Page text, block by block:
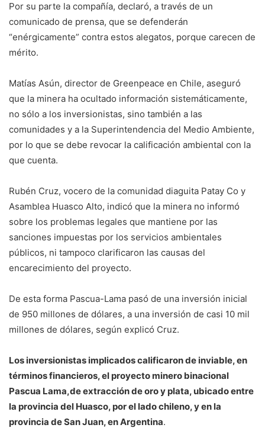
Por su parte la compañía, declaró, a través de un
comunicado de prensa, que se defenderán
“enérgicamente” contra estos alegatos, porque carecen de
mérito.
Matías Asún, director de Greenpeace en Chile, aseguró
que la minera ha ocultado información sistemáticamente,
no sólo a los inversionistas, sino también a las
comunidades y a la Superintendencia del Medio Ambiente,
por lo que se debe revocar la calificación ambiental con la
que cuenta.
Rubén Cruz, vocero de la comunidad diaguita Patay Co y
Asamblea Huasco Alto, indicó que la minera no informó
sobre los problemas legales que mantiene por las
sanciones impuestas por los servicios ambientales
públicos, ni tampoco clarificaron las causas del
encarecimiento del proyecto.
De esta forma Pascua-Lama pasó de una inversión inicial
de 950 millones de dólares, a una inversión de casi 10 mil
millones de dólares, según explicó Cruz.
Los inversionistas implicados calificaron de inviable, en
términos financieros, el proyecto minero binacional
Pascua Lama,de extracción de oro y plata, ubicado entre
la provincia del Huasco, por el lado chileno, y en la
provincia de San Juan, en Argentina.